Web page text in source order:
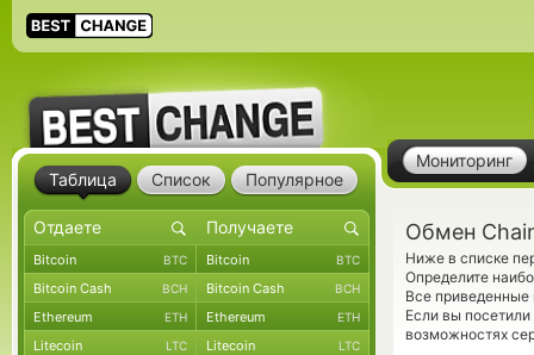
Мониторинг
Обмен
Ниже в списке
Определите
Все
Если вы
возможностях
Таблица Список Популярное
Bitcoin BTC Bitcoin BTC
Bitcoin Cash BCH Bitcoin Cash BCH
Ethereum ETH Ethereum ETH
Litecoin LTC Litecoin LTC